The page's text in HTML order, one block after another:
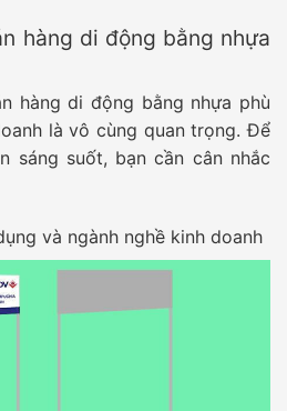
hàng di động bằng nhựa
hàng di động bằng nhựa phù
là vô cùng quan trọng. Để
sáng suốt, bạn cần cân nhắc
và ngành nghề kinh doanh